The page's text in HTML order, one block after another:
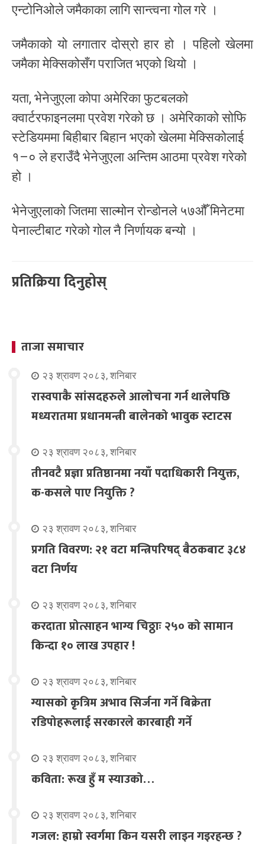
एन्टोनिओले जमैकाका लागि सान्त्वना गोल गरे ।
जमैकाको यो लगातार दोस्रो हार हो । पहिलो खेलमा
जमैका मेक्सिकोसँग पराजित भएको थियो ।
यता, भेनेजुएला कोपा अमेरिका फुटबलको
क्वार्टरफाइनलमा प्रवेश गरेको छ । अमेरिकाको सोफि
स्टेडियममा बिहीबार बिहान भएको खेलमा मेक्सिकोलाई
१–० ले हराउँदै भेनेजुएला अन्तिम आठमा प्रवेश गरेको
हो ।
भेनेजुएलाको जितमा साल्मोन रोन्डोनले ५७औँ मिनेटमा
पेनाल्टीबाट गरेको गोल नै निर्णायक बन्यो ।
प्रतिक्रिया दिनुहोस्
ताजा समाचार
२३ श्रावण २०८३, शनिबार
रास्वपाकै सांसदहरुले आलोचना गर्न थालेपछि
मध्यरातमा प्रधानमन्त्री बालेनको भावुक स्टाटस
२३ श्रावण २०८३, शनिबार
तीनवटै प्रज्ञा प्रतिष्ठानमा नयाँ पदाधिकारी नियुक्त,
क-कसले पाए नियुक्ति ?
२३ श्रावण २०८३, शनिबार
प्रगति विवरण: २१ वटा मन्त्रिपरिषद् बैठकबाट ३८४
वटा निर्णय
२३ श्रावण २०८३, शनिबार
करदाता प्रोत्साहन भाग्य चिठ्ठाः २५० को सामान
किन्दा १० लाख उपहार !
२३ श्रावण २०८३, शनिबार
ग्यासको कृत्रिम अभाव सिर्जना गर्ने बिक्रेता
रडिपोहरूलाई सरकारले कारबाही गर्ने
२३ श्रावण २०८३, शनिबार
कविता: रूख हुँ म स्याउको…
२३ श्रावण २०८३, शनिबार
गजल: हाम्रो स्वर्गमा किन यसरी लाइन गइरहन्छ ?